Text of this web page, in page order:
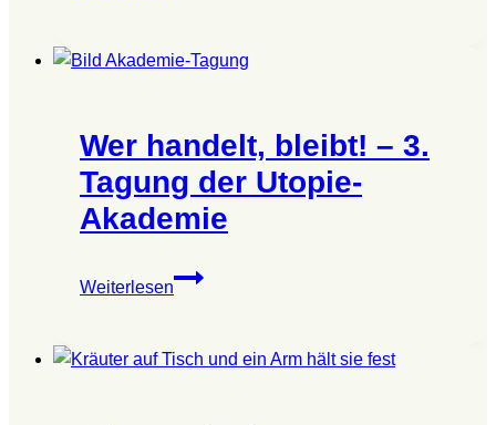
Wanderjahr
Wanderlinge
Wer handelt, bleibt! – 3.
Tagung der Utopie-
Akademie
Weiterlesen
Wer
–